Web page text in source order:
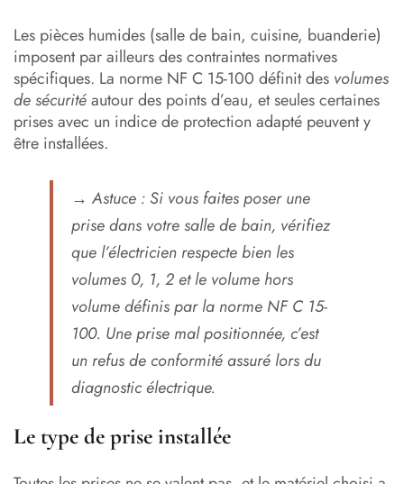
Les pièces humides (salle de bain, cuisine, buanderie)
imposent par ailleurs des contraintes normatives
spécifiques. La norme NF C 15-100 définit des volumes
de sécuritéautour des points d’eau, et seules certaines
prises avec un indice de protection adapté peuvent y
être installées.
→Astuce : Si vous faites poser une
prise dans votre salle de bain, vérifiez
que l’électricien respecte bien les
volumes 0, 1, 2 et le volume hors
volume définis par la norme NF C 15-
100. Une prise mal positionnée, c’est
un refus de conformité assuré lors du
diagnostic électrique.
Le type de prise installée